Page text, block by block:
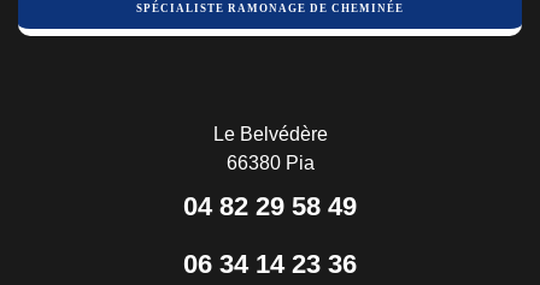
SPÉCIALISTE RAMONAGE DE CHEMINÉE
Le Belvédère
66380 Pia
04 82 29 58 49
06 34 14 23 36